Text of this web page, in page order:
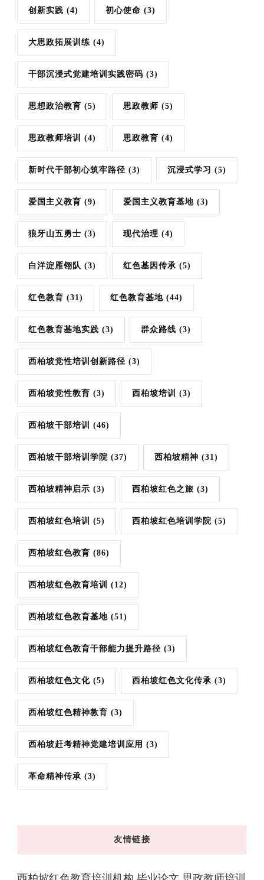
创新实践 (4) 初心使命 (3)
大思政拓展训练 (4)
干部沉浸式党建培训实践密码 (3)
思想政治教育 (5) 思政教师 (5)
思政教师培训 (4) 思政教育 (4)
新时代干部初心筑牢路径 (3) 沉浸式学习 (5)
爱国主义教育 (9) 爱国主义教育基地 (3)
狼牙山五勇士 (3) 现代治理 (4)
白洋淀雁翎队 (3) 红色基因传承 (5)
红色教育 (31) 红色教育基地 (44)
红色教育基地实践 (3) 群众路线 (3)
西柏坡党性培训创新路径 (3)
西柏坡党性教育 (3) 西柏坡培训 (3)
西柏坡干部培训 (46)
西柏坡干部培训学院 (37) 西柏坡精神 (31)
西柏坡精神启示 (3) 西柏坡红色之旅 (3)
西柏坡红色培训 (5) 西柏坡红色培训学院 (5)
西柏坡红色教育 (86)
西柏坡红色教育培训 (12)
西柏坡红色教育基地 (51)
西柏坡红色教育干部能力提升路径 (3)
西柏坡红色文化 (5) 西柏坡红色文化传承 (3)
西柏坡红色精神教育 (3)
西柏坡赶考精神党建培训应用 (3)
革命精神传承 (3)
友情链接